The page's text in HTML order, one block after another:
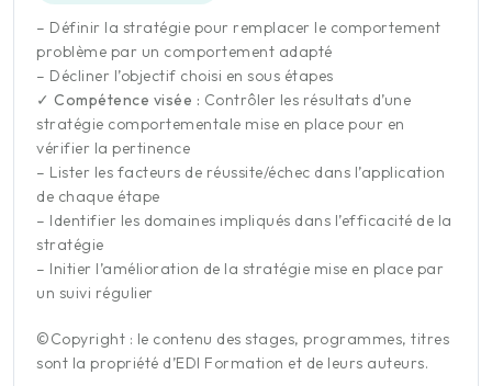
– Définir la stratégie pour remplacer le comportement
problème par un comportement adapté
– Décliner l’objectif choisi en sous étapes
✓ Compétence visée : Contrôler les résultats d’une
stratégie comportementale mise en place pour en
vérifier la pertinence
– Lister les facteurs de réussite/échec dans l’application
de chaque étape
– Identifier les domaines impliqués dans l’efficacité de la
stratégie
– Initier l’amélioration de la stratégie mise en place par
un suivi régulier
©Copyright : le contenu des stages, programmes, titres
sont la propriété d’EDI Formation et de leurs auteurs.